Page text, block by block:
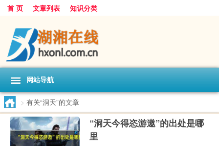
首 页 文章列表 知识分类
网站导航
> 有关“洞天”的文章
“洞天今得恣游遨”的出处是哪
里